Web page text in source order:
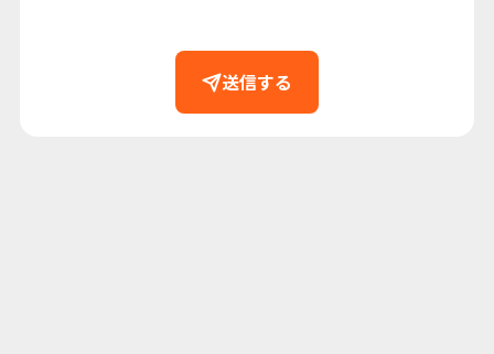
送信する